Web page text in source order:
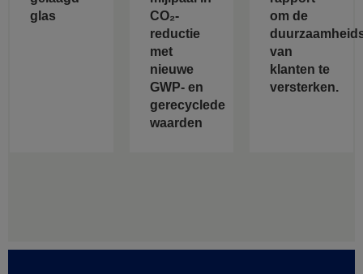
glas
CO₂-
reductie
met
nieuwe
GWP- en
gerecyclede
waarden
om de
van
klanten te
versterken.